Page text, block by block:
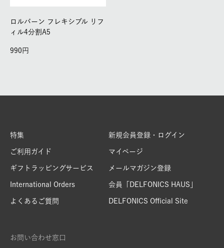
ロルバーン フレキシブル リフ
ィル4分割A5
990
特集
ご利用ガイド
ギフトラッピングサービス
International Orders
よくあるご質問
新規会員登録・ログイン
マイページ
メールマガジン登録
会員「DELFONICS HAUS」
DELFONICS Official Site
お問い合わせ窓口